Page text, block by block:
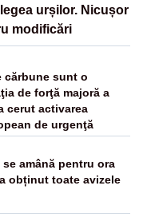
urșilor. Nicușor
modificări
cărbune sunt o
de forţă majoră a
cerut activarea
de urgenţă
amână pentru ora
obținut toate avizele